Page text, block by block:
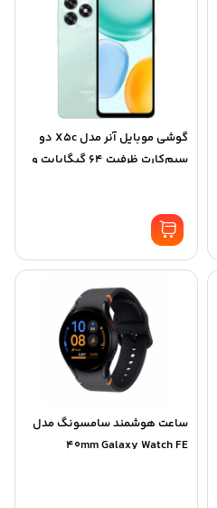
گوشی موبایل آنر مدل X5c دو
سیم‌کارت ظرفیت 64 گیگابایت و
ساعت هوشمند سامسونگ مدل
40mm Galaxy Watch FE